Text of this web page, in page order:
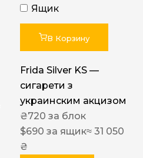
Ящик
В Корзину
Frida Silver KS —
сигарети з
украинским акцизом
₴720 за блок
$690 за ящик≈ 31 050
₴